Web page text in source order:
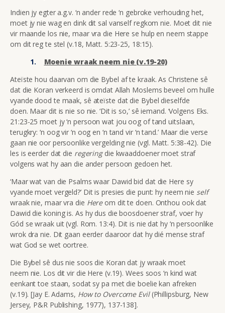
Indien jy egter a.g.v. ‘n ander rede ‘n gebroke verhouding het,
moet jy nie wag en dink dit sal vanself regkom nie. Moet dit nie
vir maande los nie, maar vra die Here se hulp en neem stappe
om dit reg te stel (v.18, Matt. 5:23-25, 18:15).
Moenie wraak neem nie (v.19-20)
Ateïste hou daarvan om die Bybel af te kraak. As Christene sê
dat die Koran verkeerd is omdat Allah Moslems beveel om hulle
vyande dood te maak, sê ateïste dat die Bybel dieselfde
doen. Maar dit is nie so nie. ‘Dit is so,’ sê iemand. ‘Volgens Eks.
21:23-25 moet jy ‘n persoon wat jou oog of tand uitslaan,
terugkry: ‘n oog vir ‘n oog en ‘n tand vir ‘n tand.’ Maar die verse
gaan nie oor persoonlike vergelding nie (vgl. Matt. 5:38-42). Die
les is eerder dat die regering die kwaaddoener moet straf
volgens wat hy aan die ander persoon gedoen het.
‘Maar wat van die Psalms waar Dawid bid dat die Here sy
vyande moet vergeld?’ Dit is presies die punt: hy neem nie self
wraak nie, maar vra die Hereom dit te doen. Onthou ook dat
Dawid die koning is. As hy dus die boosdoener straf, voer hy
Gód se wraak uit (vgl. Rom. 13:4). Dit is nie dat hy ‘n persoonlike
wrok dra nie. Dit gaan eerder daaroor dat hy dié mense straf
wat God se wet oortree.
Die Bybel sê dus nie soos die Koran dat jy wraak moet
neem nie. Los dit vir die Here (v.19). Wees soos ‘n kind wat
eenkant toe staan, sodat sy pa met die boelie kan afreken
(v.19). [Jay E. Adams, How to Overcome Evil(Phillipsburg, New
Jersey, P&R Publishing, 1977), 137-138].